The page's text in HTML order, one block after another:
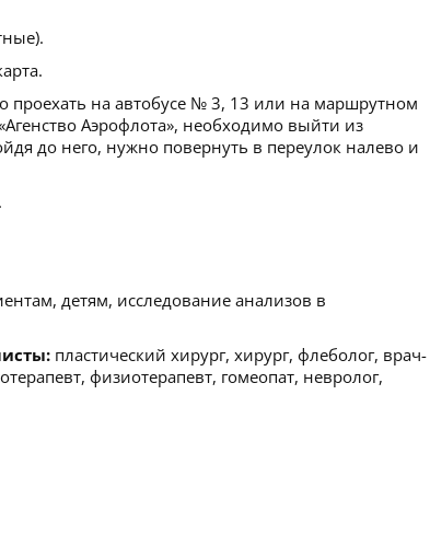
на автобусе № 3, 13 или на маршрутном
Аэрофлота», необходимо выйти из
до него, нужно повернуть в переулок налево и
детям, исследование анализов в
пластический хирург, хирург, флеболог, врач-
физиотерапевт, гомеопат, невролог,